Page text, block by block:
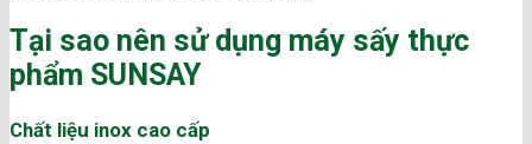
Tại sao nên sử dụng máy sấy thực
phẩm SUNSAY
Chất liệu inox cao cấp